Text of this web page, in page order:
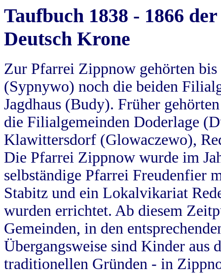
Taufbuch 1838 - 1866
Deutsch Krone
Zur Pfarrei Zippnow gehörten
(Sypnywo) noch die beiden
Jagdhaus (Budy). Früher
die Filialgemeinden Doderlage
Klawittersdorf (Glowaczewo),
Die Pfarrei Zippnow wurde im
selbständige Pfarrei Freudenfier
Stabitz und ein Lokalvikariat
wurden errichtet. Ab diesem
Gemeinden, in den
Übergangsweise sind Kinder aus
traditionellen Gründen - in